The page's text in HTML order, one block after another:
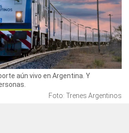
aún vivo en Argentina. Y
Foto: Trenes Argentinos